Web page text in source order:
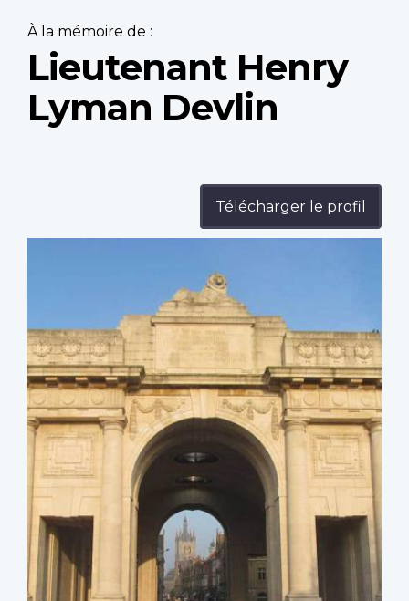
À la mémoire de :
Lieutenant Henry
Lyman Devlin
Télécharger le profil